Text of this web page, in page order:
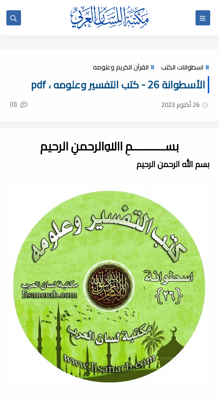
اسطوانات الكتب القرآن الكريم وعلومه
الأسطوانة 26 - كتب التفسير وعلومه ، pdf
26 أكتوبر 2023 (0)
بســـــــــــمِ اﷲِالرحمنِ الرحيم
بسم الله الرحمن الرحيم